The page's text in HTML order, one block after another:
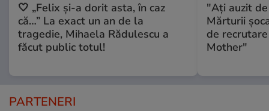
🤍 „Felix și-a dorit asta, în caz
că…” La exact un an de la
tragedie, Mihaela Rădulescu a
făcut public totul!
"Aţi auzit
Mărturii
de
Mother"
PARTENERI